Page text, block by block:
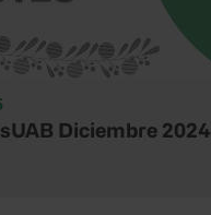
Diciembre 2024